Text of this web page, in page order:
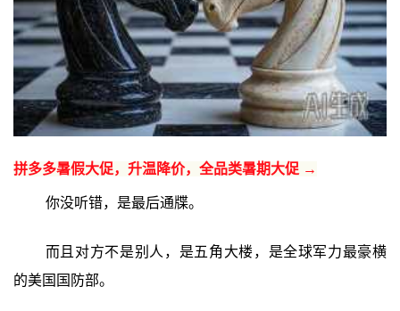
拼多多暑假大促，升温降价，全品类暑期大促 →
你没听错，是最后通牒。
而且对方不是别人，是五角大楼，是全球军力最豪横
的美国国防部。